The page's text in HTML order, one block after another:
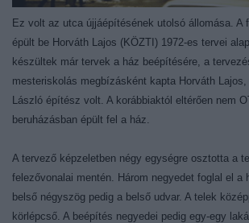
Ez volt az utca újjáépítésének utolsó állomása. A
épült be Horváth Lajos (KÖZTI) 1972-es tervei
készültek már tervek a ház beépítésére, a
mesteriskolás megbízásként kapta Horváth
László építész volt. A korábbiaktól eltérően nem
beruházásban épült fel a ház.
A tervező képzeletben négy egységre osztotta a
felezővonalai mentén. Három negyedet foglal el a
belső négyszög pedig a belső udvar. A telek
körlépcső. A beépítés negyedei pedig egy-egy